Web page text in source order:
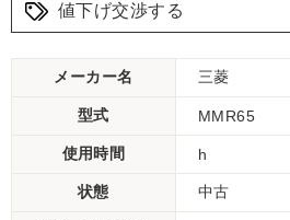
値下げ交渉する
メーカー名 三菱
型式 MMR65
使用時間 h
状態 中古